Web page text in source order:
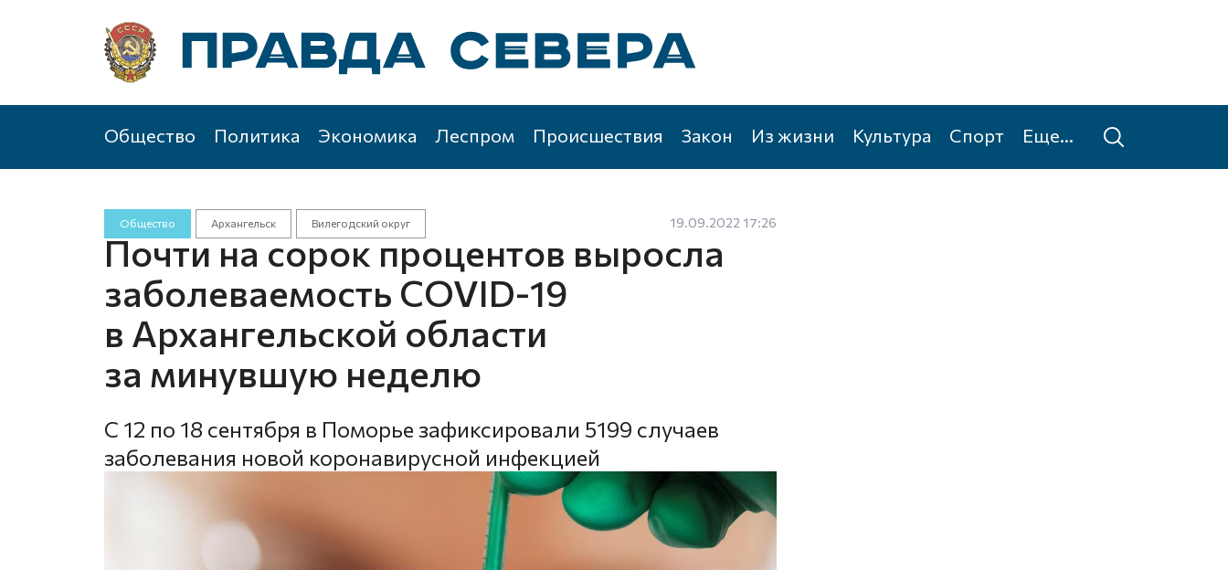
Общество Политика Экономика Леспром Происшествия Закон Из жизни Культура Спорт Еще...
Общество Архангельск Вилегодский округ 19.09.2022 17:26
Почти на сорок процентов выросла
заболеваемость COVID-19
в Архангельской области
за минувшую неделю
С 12 по 18 сентября в Поморье зафиксировали 5199 случаев
заболевания новой коронавирусной инфекцией